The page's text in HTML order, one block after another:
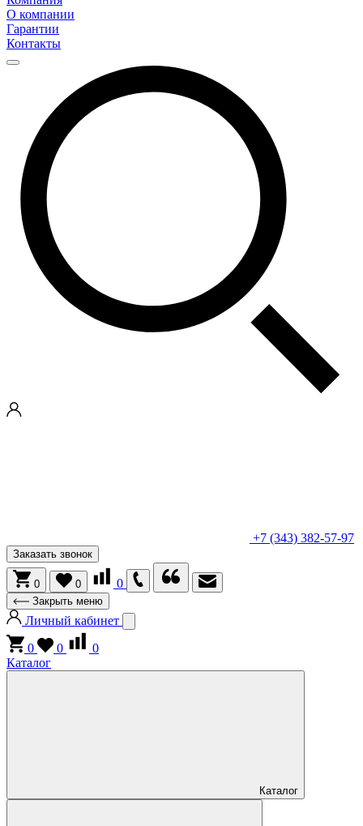
О компании
Гарантии
Контакты
+7 (343) 382-57-97
Заказать звонок
0 0 0
Закрыть меню
Личный кабинет
0
0
0
Каталог
Каталог